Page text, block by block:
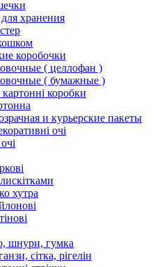
хранения
коробочки
( целлофан )
( бумажные )
коробки
и курьерские пакеты
очі
хутра
шнури, гумка
сітка, рігелін